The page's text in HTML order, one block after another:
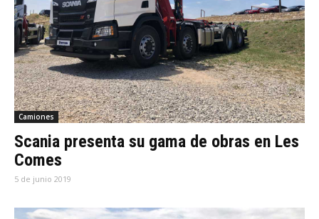
Camiones
Scania presenta su gama de obras en Les
Comes
5 de junio 2019